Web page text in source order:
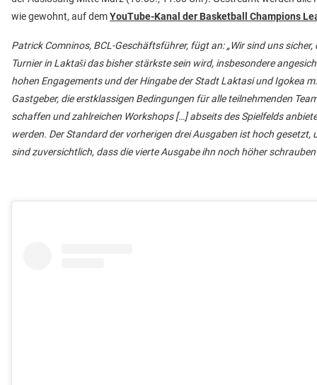
wie gewohnt, auf demYouTube-Kanal der Basketball Champions
Patrick Comninos, BCL-Geschäftsführer, fügt an: „Wir sind uns sicher,
Turnier in Laktaši das bisher stärkste sein wird, insbesondere
hohen Engagements und der Hingabe der Stadt Laktasi und Igokea
Gastgeber, die erstklassigen Bedingungen für alle teilnehmenden
schaffen und zahlreichen Workshops […] abseits des Spielfelds
werden. Der Standard der vorherigen drei Ausgaben ist hoch gesetzt,
sind zuversichtlich, dass die vierte Ausgabe ihn noch höher schrauben